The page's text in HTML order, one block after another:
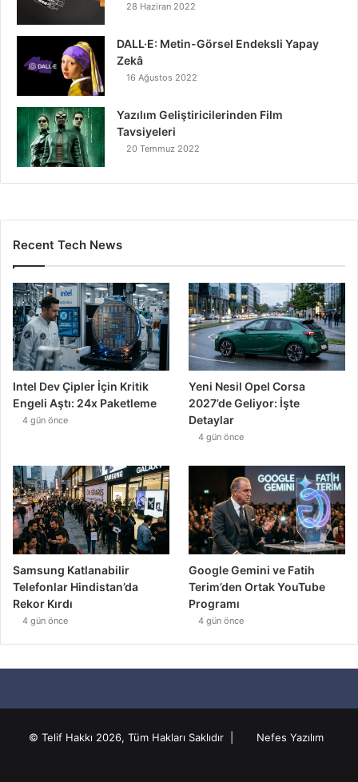
28 Haziran 2022
DALL·E: Metin-Görsel Endeksli Yapay
Zekâ
16 Ağustos 2022
Yazılım Geliştiricilerinden Film
Tavsiyeleri
20 Temmuz 2022
Recent Tech News
Intel Dev Çipler İçin Kritik
Engeli Aştı: 24x Paketleme
4 gün önce
Yeni Nesil Opel Corsa
2027’de Geliyor: İşte
Detaylar
4 gün önce
Samsung Katlanabilir
Telefonlar Hindistan’da
Rekor Kırdı
4 gün önce
Google Gemini ve Fatih
Terim’den Ortak YouTube
Programı
4 gün önce
© Telif Hakkı 2026, Tüm Hakları Saklıdır | Nefes Yazılım